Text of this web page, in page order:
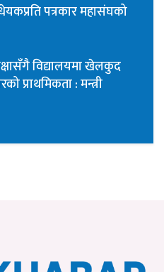
पत्रकार महासंघको
विद्यालयमा खेलकुद
प्राथमिकता : मन्त्री